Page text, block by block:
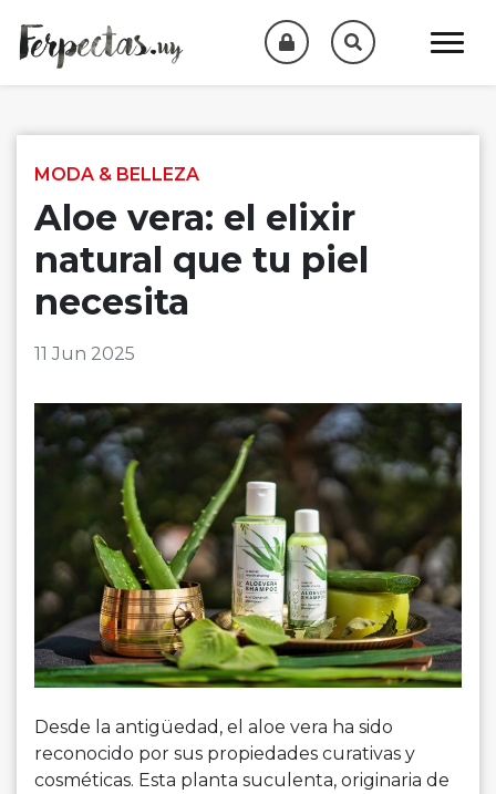
MODA & BELLEZA
Aloe vera: el elixir
natural que tu piel
necesita
11 Jun 2025
Desde la antigüedad, el aloe vera ha sido
reconocido por sus propiedades curativas y
cosméticas. Esta planta suculenta, originaria de